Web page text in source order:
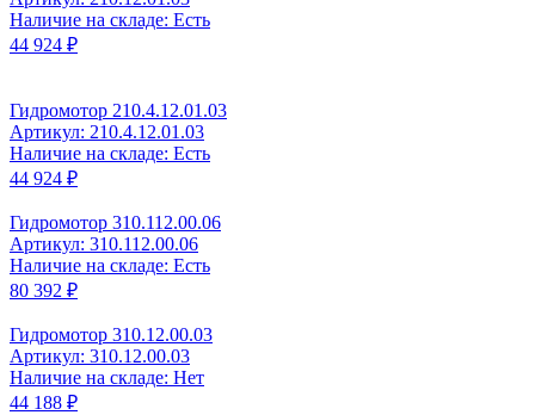
Наличие на складе: Есть
44 924 ₽
Гидромотор 210.4.12.01.03
Артикул: 210.4.12.01.03
Наличие на складе: Есть
44 924 ₽
Гидромотор 310.112.00.06
Артикул: 310.112.00.06
Наличие на складе: Есть
80 392 ₽
Гидромотор 310.12.00.03
Артикул: 310.12.00.03
Наличие на складе: Нет
44 188 ₽